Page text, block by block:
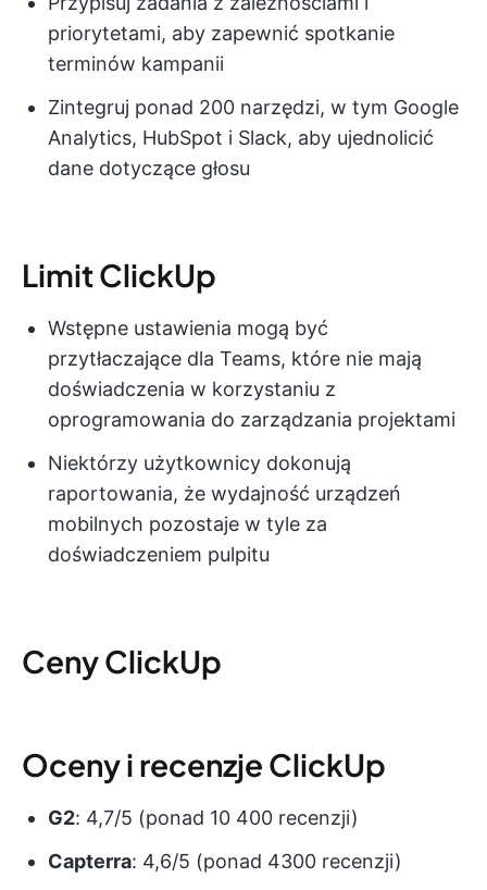
priorytetami, aby zapewnić spotkanie
terminów kampanii
Zintegruj ponad 200 narzędzi, w tym Google
Analytics, HubSpot i Slack, aby ujednolicić
dane dotyczące głosu
Limit ClickUp
Wstępne ustawienia mogą być
przytłaczające dla Teams, które nie mają
doświadczenia w korzystaniu z
oprogramowania do zarządzania projektami
Niektórzy użytkownicy dokonują
raportowania, że wydajność urządzeń
mobilnych pozostaje w tyle za
doświadczeniem pulpitu
Ceny ClickUp
Oceny i recenzje ClickUp
G2: 4,7/5 (ponad 10 400 recenzji)
Capterra: 4,6/5 (ponad 4300 recenzji)